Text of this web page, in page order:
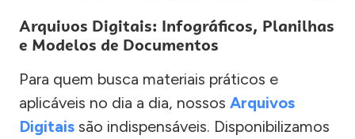
Arquivos Digitais: Infográficos, Planilhas
e Modelos de Documentos
Para quem busca materiais práticos e
aplicáveis no dia a dia, nossos Arquivos
Digitais são indispensáveis. Disponibilizamos